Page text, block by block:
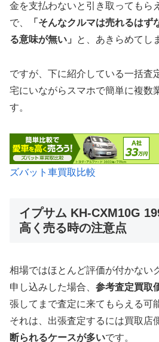
金を支払わないと引き取ってもら
で、
「そんなクルマは売れるはず
る意味が無い」
と、あきらめてし
ですが、下に紹介している一括査
宅にいながらスマホで簡単に複数
す。
ズバット車買取比較
イプサム KH-CXM10G
高く売る時の注意点
相場ではほとんど評価が付かない
申し込みした場合、 参考査定買取
張してまで査定に来てもらえる可
それは、出張査定するには買取店
断られるケースが多いです。